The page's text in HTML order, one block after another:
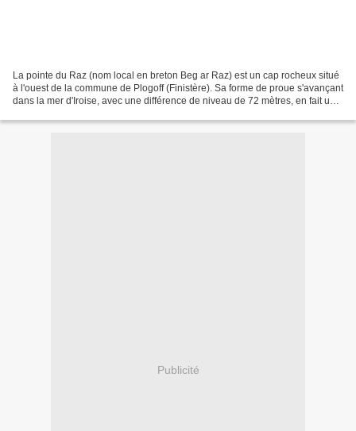
La pointe du Raz (nom local en breton Beg ar Raz) est un cap rocheux situé
à l'ouest de la commune de Plogoff (Finistère). Sa forme de proue s'avançant
dans la mer d'Iroise, avec une différence de niveau de 72 mètres, en fait un
Publicité